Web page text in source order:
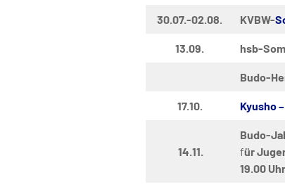
30.07.-02.08. KVBW-
13.09. hsb-
Budo-
17.10. Kyusho
14.11.
Budo-
für
19.00